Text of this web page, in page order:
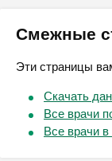
Смежные
Эти страницы
Скачать
Все врачи
Все врачи